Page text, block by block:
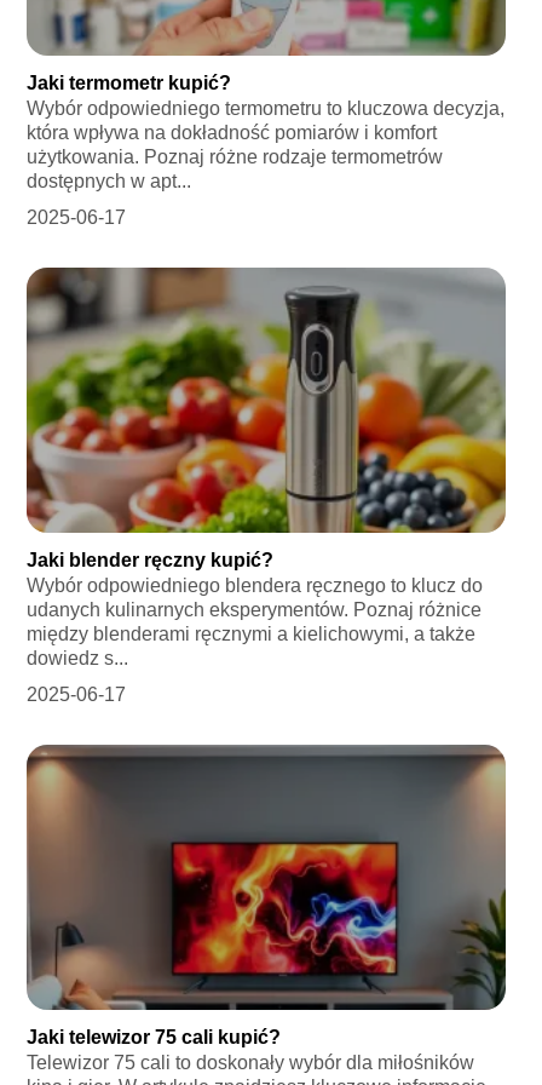
Jaki termometr kupić?
Wybór odpowiedniego termometru to kluczowa decyzja,
która wpływa na dokładność pomiarów i komfort
użytkowania. Poznaj różne rodzaje termometrów
dostępnych w apt...
2025-06-17
Jaki blender ręczny kupić?
Wybór odpowiedniego blendera ręcznego to klucz do
udanych kulinarnych eksperymentów. Poznaj różnice
między blenderami ręcznymi a kielichowymi, a także
dowiedz s...
2025-06-17
Jaki telewizor 75 cali kupić?
Telewizor 75 cali to doskonały wybór dla miłośników